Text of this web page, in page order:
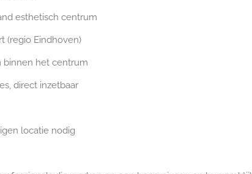
esthetisch centrum
(regio Eindhoven)
binnen het centrum
direct inzetbaar
locatie nodig